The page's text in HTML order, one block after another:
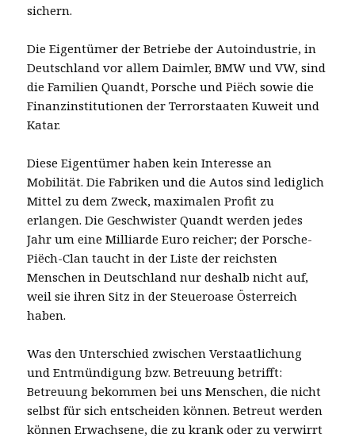
sichern.
Die Eigentümer der Betriebe der Autoindustrie, in
Deutschland vor allem Daimler, BMW und VW, sind
die Familien Quandt, Porsche und Piëch sowie die
Finanzinstitutionen der Terrorstaaten Kuweit und
Katar.
Diese Eigentümer haben kein Interesse an
Mobilität. Die Fabriken und die Autos sind lediglich
Mittel zu dem Zweck, maximalen Profit zu
erlangen. Die Geschwister Quandt werden jedes
Jahr um eine Milliarde Euro reicher; der Porsche-
Piëch-Clan taucht in der Liste der reichsten
Menschen in Deutschland nur deshalb nicht auf,
weil sie ihren Sitz in der Steueroase Österreich
haben.
Was den Unterschied zwischen Verstaatlichung
und Entmündigung bzw. Betreuung betrifft:
Betreuung bekommen bei uns Menschen, die nicht
selbst für sich entscheiden können. Betreut werden
können Erwachsene, die zu krank oder zu verwirrt